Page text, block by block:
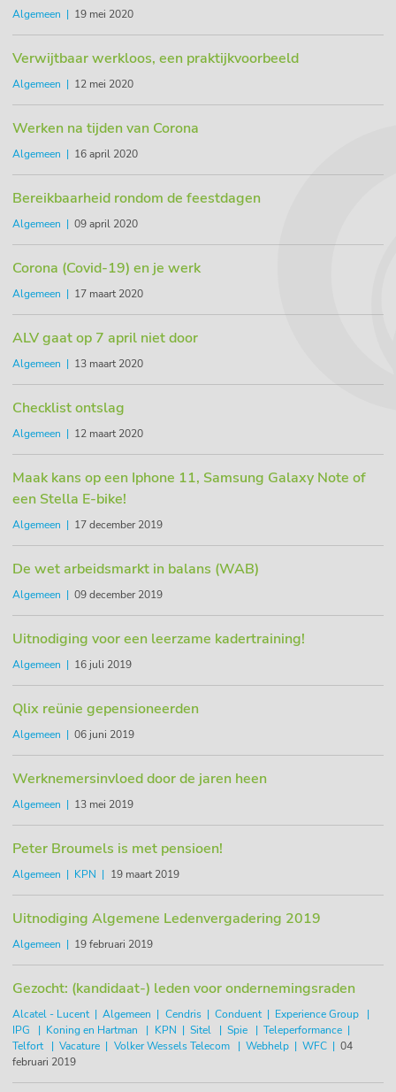
Algemeen 19 mei 2020
Verwijtbaar werkloos, een praktijkvoorbeeld
Algemeen 12 mei 2020
Werken na tijden van Corona
Algemeen 16 april 2020
Bereikbaarheid rondom de feestdagen
Algemeen 09 april 2020
Corona (Covid-19) en je werk
Algemeen 17 maart 2020
ALV gaat op 7 april niet door
Algemeen 13 maart 2020
Checklist ontslag
Algemeen 12 maart 2020
Maak kans op een Iphone 11, Samsung Galaxy Note of
een Stella E-bike!
Algemeen 17 december 2019
De wet arbeidsmarkt in balans (WAB)
Algemeen 09 december 2019
Uitnodiging voor een leerzame kadertraining!
Algemeen 16 juli 2019
Qlix reünie gepensioneerden
Algemeen 06 juni 2019
Werknemersinvloed door de jaren heen
Algemeen 13 mei 2019
Peter Broumels is met pensioen!
Algemeen KPN 19 maart 2019
Uitnodiging Algemene Ledenvergadering 2019
Algemeen 19 februari 2019
Gezocht: (kandidaat-) leden voor ondernemingsraden
Alcatel - Lucent Algemeen Cendris Conduent
Experience Group
IPG
Koning en Hartman KPN Sitel Spie
Teleperformance
Telfort
Vacature Volker Wessels Telecom Webhelp WFC
04
februari 2019